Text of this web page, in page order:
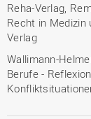
Reha-Verlag,
Recht in Medizin
Verlag
Wallimann-
Berufe -